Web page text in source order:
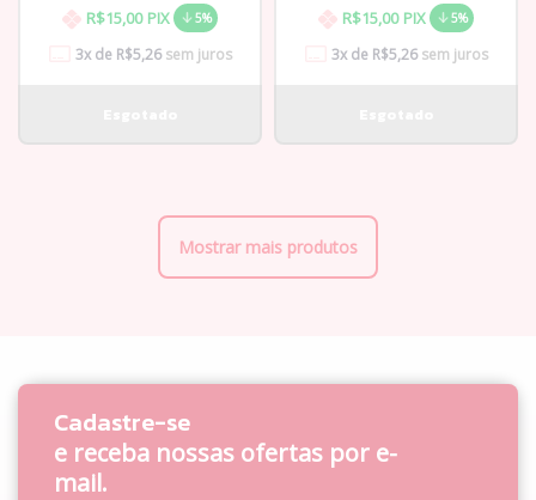
R$15,00 PIX 5%
3x de R$5,26sem juros
R$15,00 PIX 5%
3x de R$5,26sem juros
Mostrar mais produtos
Cadastre-se
e receba nossas ofertas por e-
mail.